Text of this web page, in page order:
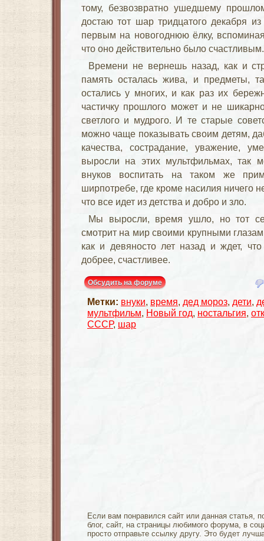
тому, безвозвратно ушедшему
достаю тот шар тридцатого декабря
первым на новогоднюю ёлку,
что оно действительно было счастливым.
Времени не вернешь назад, как и
память осталась жива, и предметы,
остались у многих, и как раз их
частичку прошлого может и не
светлого и мудрого. И те старые
можно чаще показывать своим детям,
качества, сострадание, уважение,
выросли на этих мультфильмах, так
внуков воспитать на таком же
ширпотребе, где кроме насилия ничего
что все идет из детства и добро и зло.
Мы выросли, время ушло, но тот
смотрит на мир своими крупными
как и девяносто лет назад и ждет,
добрее, счастливее.
Обсудить на форуме
Метки: внуки, время, дед мороз, дети,
мультфильм, Новый год, ностальгия,
СССР, шар
Если вам понравился сайт или данная статья,
блог, сайт, на страницы любимого форума, в
просто отправьте ссылку другу. Это будет